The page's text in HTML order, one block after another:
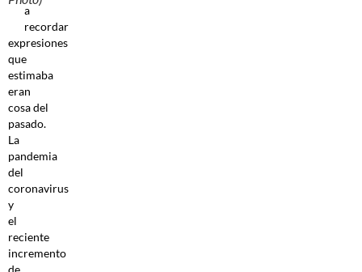
a
recordar
expresiones
que
estimaba
eran
cosa del
pasado.
La
pandemia
del
coronavirus
y
el
reciente
incremento